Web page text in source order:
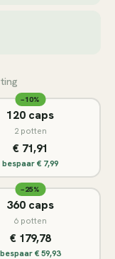
120 caps
2 potten
−10%
€ 71,91
bespaar € 7,99
360 caps
6 potten
−25%
€ 179,78
bespaar € 59,93